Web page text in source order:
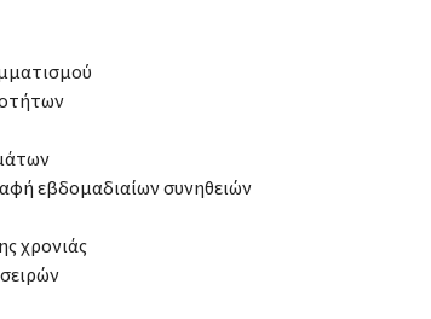
εβδομαδιαίων συνηθειών
χρονιάς